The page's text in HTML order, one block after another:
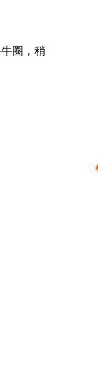
圈，稍